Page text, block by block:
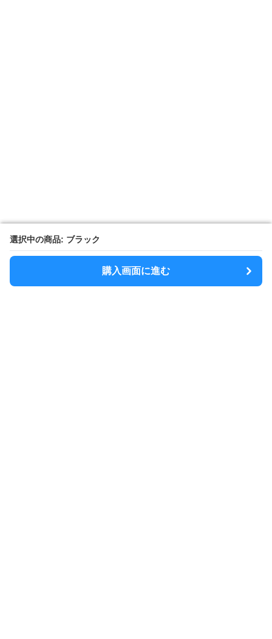
選択中の商品: ブラック
購入画面に進む
選択中の商品: ブラック
購入画面に進む